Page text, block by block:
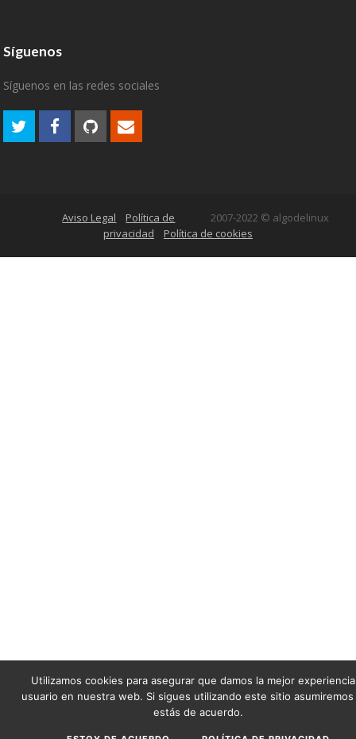
Síguenos
Síguenos en las redes sociales
2007-2022 © algodelinux
Aviso Legal
Política de
privacidad
Política de cookies
Utilizamos cookies para asegurar que damos la mejor
usuario en nuestra web. Si sigues utilizando este sitio asumiremos
estás de acuerdo.